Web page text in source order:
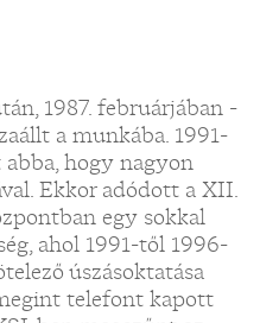
1987. februárjában -
a munkába. 1991-
hogy nagyon
Ekkor adódott a XII.
egy sokkal
ahol 1991-től 1996-
úszásoktatása
telefont kapott